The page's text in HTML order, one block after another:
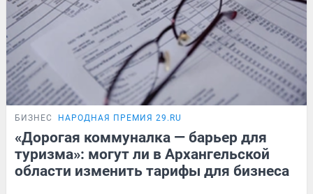
БИЗНЕС НАРОДНАЯ ПРЕМИЯ 29.RU
«Дорогая коммуналка — барьер для
туризма»: могут ли в Архангельской
области изменить тарифы для бизнеса